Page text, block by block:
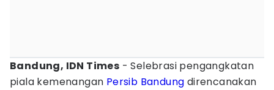
Bandung, IDN Times - Selebrasi pengangkatan
piala kemenangan Persib Bandung direncanakan